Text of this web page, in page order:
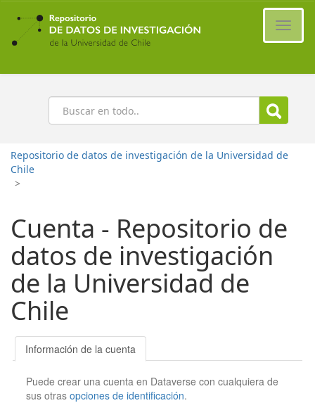
Ir
contenido
principal
Buscar
Repositorio de datos de investigación de la Universidad de
Chile
>
Cuenta - Repositorio de
datos de investigación
de la Universidad de
Chile
Información de la cuenta
Puede crear una cuenta en Dataverse con cualquiera de
sus otrasopciones de identificación.